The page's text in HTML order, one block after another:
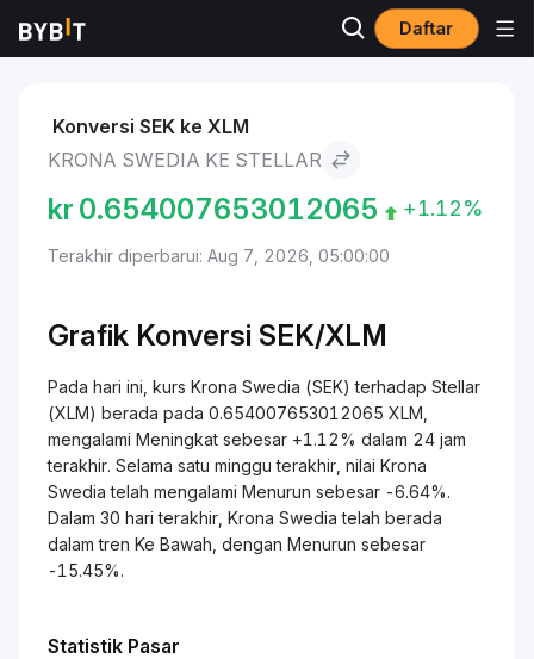
Daftar
Pasar Krona Swedia to Stellar
Konversi SEK ke XLM
KRONA SWEDIA KE STELLAR
kr 0.654007653012065 +1.12%
Terakhir diperbarui: Aug 7, 2026, 05:00:00
Grafik Konversi SEK/XLM
Pada hari ini, kurs Krona Swedia (SEK) terhadap Stellar
(XLM) berada pada 0.654007653012065 XLM,
mengalami Meningkat sebesar +1.12% dalam 24 jam
terakhir. Selama satu minggu terakhir, nilai Krona
Swedia telah mengalami Menurun sebesar -6.64%.
Dalam 30 hari terakhir, Krona Swedia telah berada
dalam tren Ke Bawah, dengan Menurun sebesar
-15.45%.
Statistik Pasar